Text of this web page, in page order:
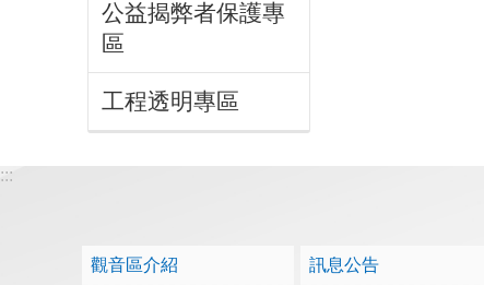
公益揭弊者保護專
區
工程透明專區
:::
觀音區介紹 訊息公告